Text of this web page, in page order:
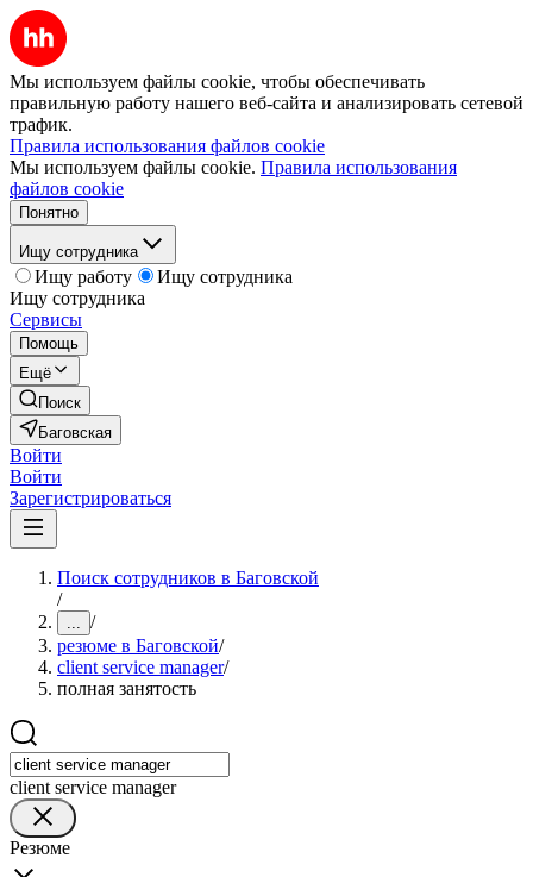
Мы используем файлы cookie, чтобы обеспечивать
правильную работу нашего веб-сайта и анализировать сетевой
трафик.
Правила использования файлов cookie
Мы используем файлы cookie. Правила использования
файлов cookie
Понятно
Ищу сотрудника
Ищу работу
Ищу сотрудника
Ищу сотрудника
Сервисы
Помощь
Ещё
Поиск
Баговская
Войти
Войти
Зарегистрироваться
Поиск сотрудников в Баговской
/
... /
резюме в Баговской/
client service manager/
полная занятость
client service manager
Резюме